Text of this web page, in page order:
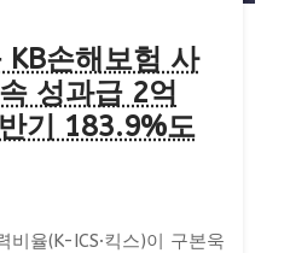
손해보험 사
성과급 2억
기 183.9%도
비율(K-ICS·킥스)이 구본욱